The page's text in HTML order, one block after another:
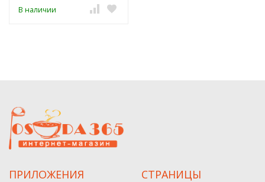
В наличии
ПРИЛОЖЕНИЯ СТРАНИЦЫ